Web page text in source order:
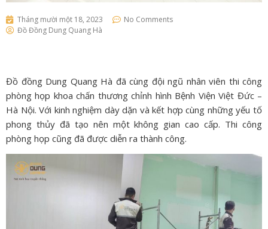
Tháng mười một 18, 2023
No Comments
Đồ Đồng Dung Quang Hà
Đồ đồng Dung Quang Hà đã cùng đội ngũ nhân viên thi công
phòng họp khoa chấn thương chỉnh hình Bệnh Viện Việt Đức –
Hà Nội. Với kinh nghiệm dày dặn và kết hợp cùng những yếu tố
phong thủy đã tạo nên một không gian cao cấp. Thi công
phòng họp cũng đã được diễn ra thành công.